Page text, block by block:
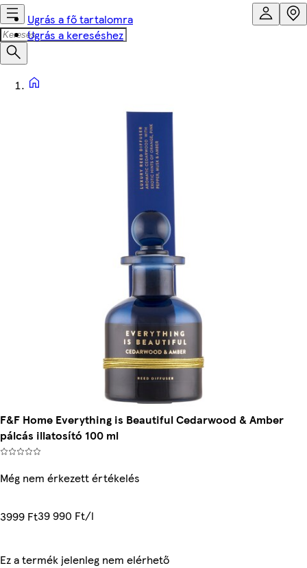
Ugrás a fő tartalomra
Ugrás a kereséshez
F&F Home Everything is Beautiful Cedarwood & Amber
pálcás illatosító 100 ml
Még nem érkezett értékelés
3999 Ft39 990 Ft/l
Ez a termék jelenleg nem elérhető